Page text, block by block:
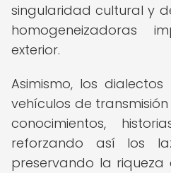
singularidad cultural y
homogeneizadoras
exterior.
Asimismo, los
vehículos de
conocimientos,
reforzando así los
preservando la